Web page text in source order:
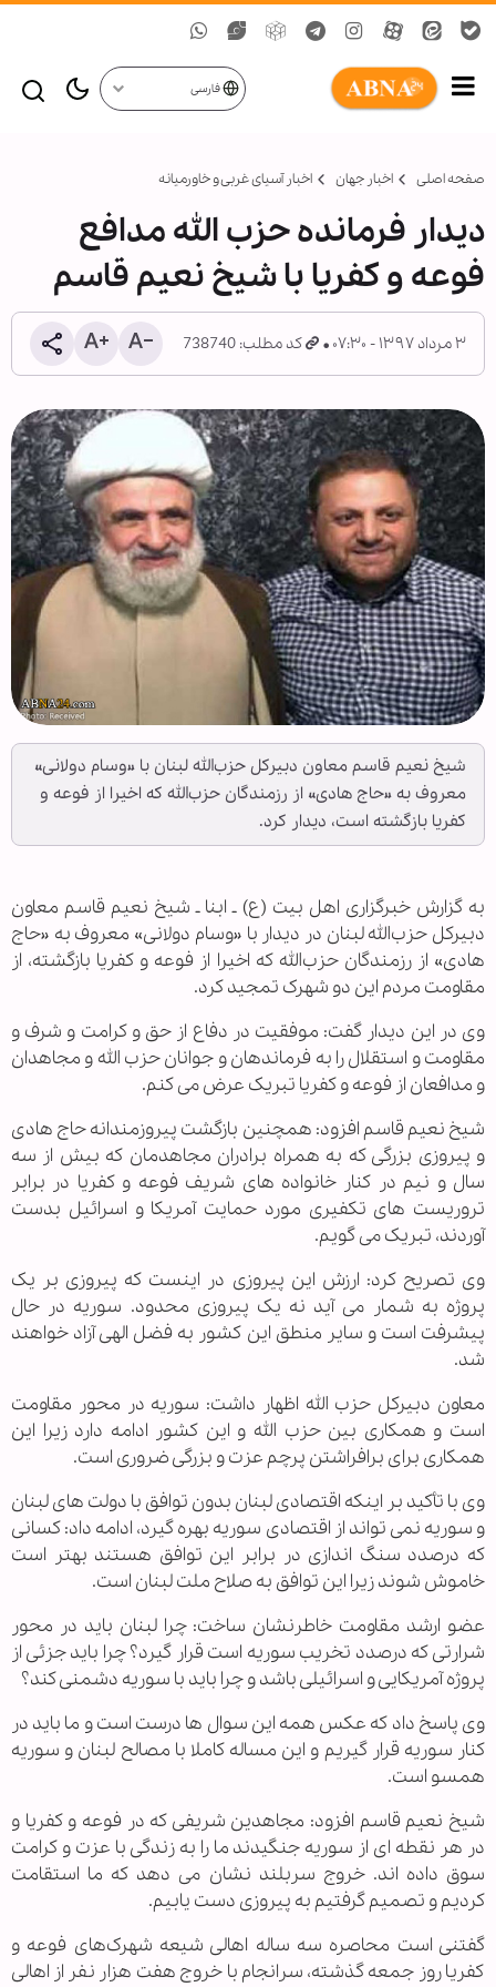
فارسی
صفحه اصلی اخبار جهان اخبار آسیای غربی و خاورمیانه
دیدار فرمانده حزب الله مدافع
فوعه و کفریا با شیخ نعیم قاسم
۳ مرداد ۱۳۹۷ - ۰۷:۳۰ کد مطلب: 738740
شیخ نعیم قاسم معاون دبیرکل حزب‌الله لبنان با «وسام دولانی»
معروف به «حاج هادی» از رزمندگان حزب‌الله که اخیرا از فوعه و
کفریا بازگشته است، دیدار کرد.
به گزارش خبرگزاری اهل بیت (ع) ـ ابنا ـ شیخ نعیم قاسم معاون
دبیرکل حزب‌الله لبنان در دیدار با «وسام دولانی» معروف به «حاج
هادی» از رزمندگان حزب‌الله که اخیرا از فوعه و کفریا بازگشته، از
مقاومت مردم این دو شهرک تمجید کرد.
وی در این دیدار گفت: موفقیت در دفاع از حق و کرامت و شرف و
مقاومت و استقلال را به فرماندهان و جوانان حزب الله و مجاهدان
و مدافعان از فوعه و کفریا تبریک عرض می کنم.
شیخ نعیم قاسم افزود: همچنین بازگشت پیروزمندانه حاج هادی
و پیروزی بزرگی که به همراه برادران مجاهدمان که بیش از سه
سال و نیم در کنار خانواده های شریف فوعه و کفریا در برابر
تروریست های تکفیری مورد حمایت آمریکا و اسرائیل بدست
آوردند، تبریک می گویم.
وی تصریح کرد: ارزش این پیروزی در اینست که پیروزی بر یک
پروژه به شمار می آید نه یک پیروزی محدود. سوریه در حال
پیشرفت است و سایر منطق این کشور به فضل الهی آزاد خواهند
شد.
معاون دبیرکل حزب الله اظهار داشت: سوریه در محور مقاومت
است و همکاری بین حزب الله و این کشور ادامه دارد زیرا این
همکاری برای برافراشتن پرچم عزت و بزرگی ضروری است.
وی با تأکید بر اینکه اقتصادی لبنان بدون توافق با دولت های لبنان
و سوریه نمی تواند از اقتصادی سوریه بهره گیرد، ادامه داد: کسانی
که درصدد سنگ اندازی در برابر این توافق هستند بهتر است
خاموش شوند زیرا این توافق به صلاح ملت لبنان است.
عضو ارشد مقاومت خاطرنشان ساخت: چرا لبنان باید در محور
شرارتی که درصدد تخریب سوریه است قرار گیرد؟ چرا باید جزئی از
پروژه آمریکایی و اسرائیلی باشد و چرا باید با سوریه دشمنی کند؟
وی پاسخ داد که عکس همه این سوال ها درست است و ما باید در
کنار سوریه قرار گیریم و این مساله کاملا با مصالح لبنان و سوریه
همسو است.
شیخ نعیم قاسم افزود: مجاهدین شریفی که در فوعه و کفریا و
در هر نقطه ای از سوریه جنگیدند ما را به زندگی با عزت و کرامت
سوق داده اند. خروج سربلند نشان می دهد که ما استقامت
کردیم و تصمیم گرفتیم به پیروزی دست یابیم.
گفتنی است محاصره سه ساله اهالی شیعه شهرک‌های فوعه و
کفریا روز جمعه گذشته، سرانجام با خروج هفت هزار نفر از اهالی